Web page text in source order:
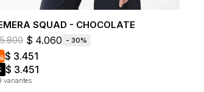
SQUAD - CHOCOLATE
variantes
5.800 $ 4.060 30
$ 3.451
$ 3.451